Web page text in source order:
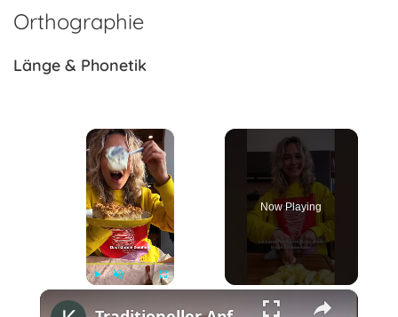
Orthographie
Länge & Phonetik
×
Now Playing
×